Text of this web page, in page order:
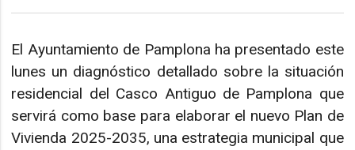
El Ayuntamiento de Pamplona ha presentado este
lunes un diagnóstico detallado sobre la situación
residencial del Casco Antiguo de Pamplona que
servirá como base para elaborar el nuevo Plan de
Vivienda 2025-2035, una estrategia municipal que